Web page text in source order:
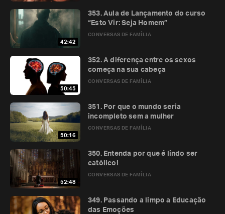
42:42
CONVERSAS DE FAMÍLIA
353. Aula de Lançamento do curso
“Esto Vir: Seja Homem”
50:45
CONVERSAS DE FAMÍLIA
352. A diferença entre os sexos
começa na sua cabeça
50:16
CONVERSAS DE FAMÍLIA
351. Por que o mundo seria
incompleto sem a mulher
52:48
CONVERSAS DE FAMÍLIA
350. Entenda por que é lindo ser
católico!
349. Passando a limpo a Educação
das Emoções